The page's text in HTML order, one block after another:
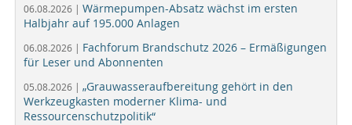
06.08.2026 | Wärmepumpen-Absatz wächst im ersten
Halbjahr auf 195.000 Anlagen
06.08.2026 | Fachforum Brandschutz 2026 – Ermäßigungen
für Leser und Abonnenten
05.08.2026 | „Grauwasseraufbereitung gehört in den
Werkzeugkasten moderner Klima- und
Ressourcenschutzpolitik“